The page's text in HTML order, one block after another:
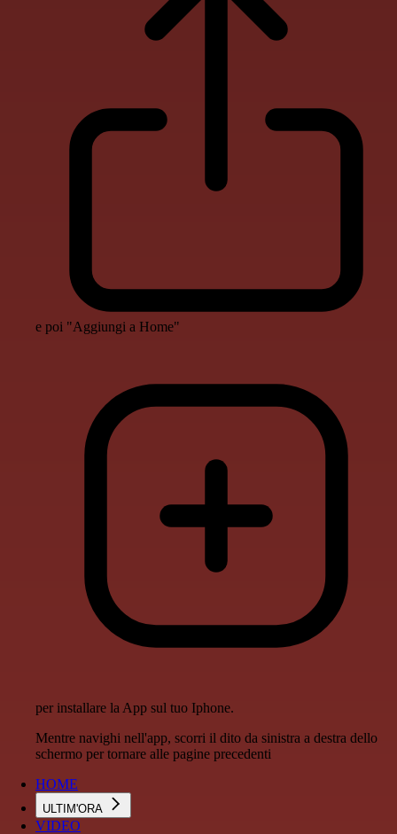
e poi "Aggiungi a Home"
per installare la App sul tuo Iphone.
Mentre navighi nell'app, scorri il dito da sinistra a destra dello
schermo per tornare alle pagine precedenti
HOME
ULTIM'ORA
VIDEO